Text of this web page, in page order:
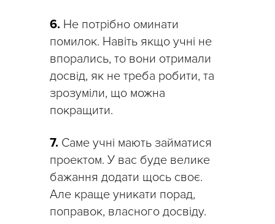
6. Не потрібно оминати
помилок. Навіть якщо учні не
впорались, то вони отримали
досвід, як не треба робити, та
зрозуміли, що можна
покращити.
7. Саме учні мають займатися
проектом. У вас буде велике
бажання додати щось своє.
Але краще уникати порад,
поправок, власного досвіду.